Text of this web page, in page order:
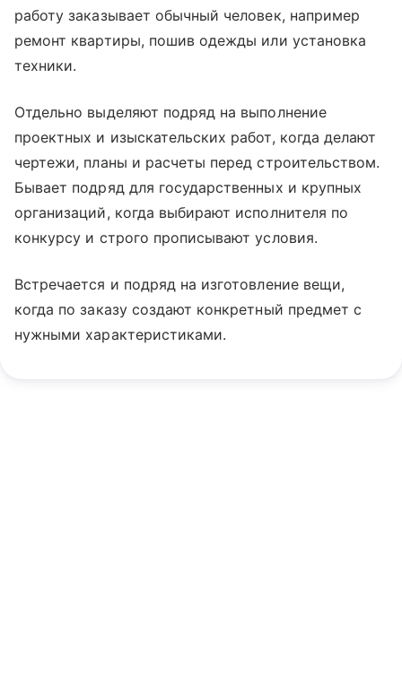
работу заказывает обычный человек, например
ремонт квартиры, пошив одежды или установка
техники.
Отдельно выделяют подряд на выполнение
проектных и изыскательских работ, когда делают
чертежи, планы и расчеты перед строительством.
Бывает подряд для государственных и крупных
организаций, когда выбирают исполнителя по
конкурсу и строго прописывают условия.
Встречается и подряд на изготовление вещи,
когда по заказу создают конкретный предмет с
нужными характеристиками.